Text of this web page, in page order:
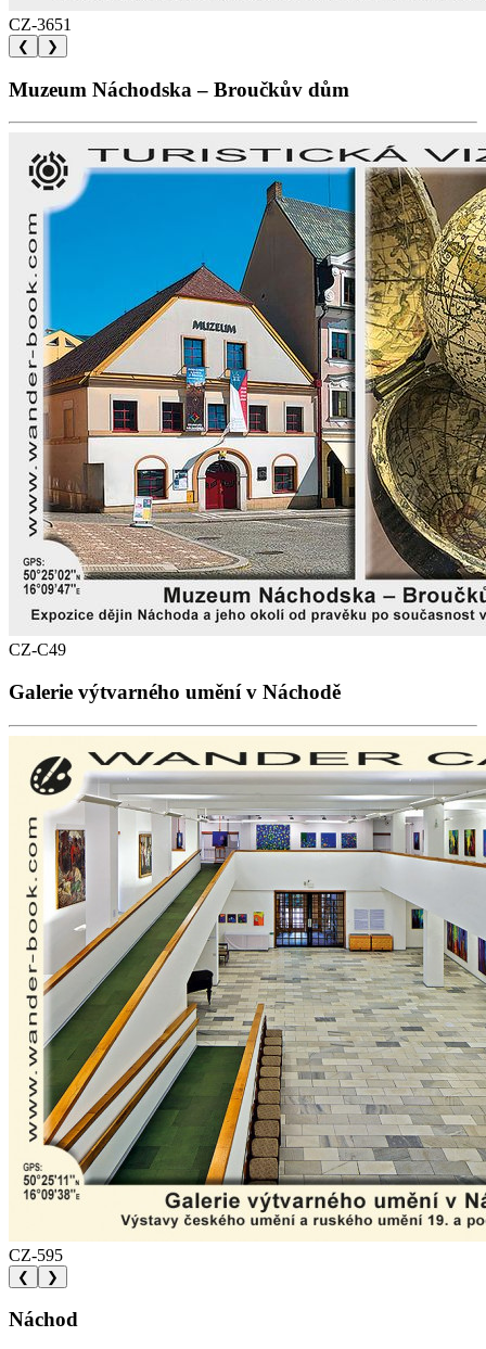
CZ-3651
❮ ❯
Muzeum Náchodska – Broučkův dům
CZ-C49
Galerie výtvarného umění v Náchodě
CZ-595
❮ ❯
Náchod